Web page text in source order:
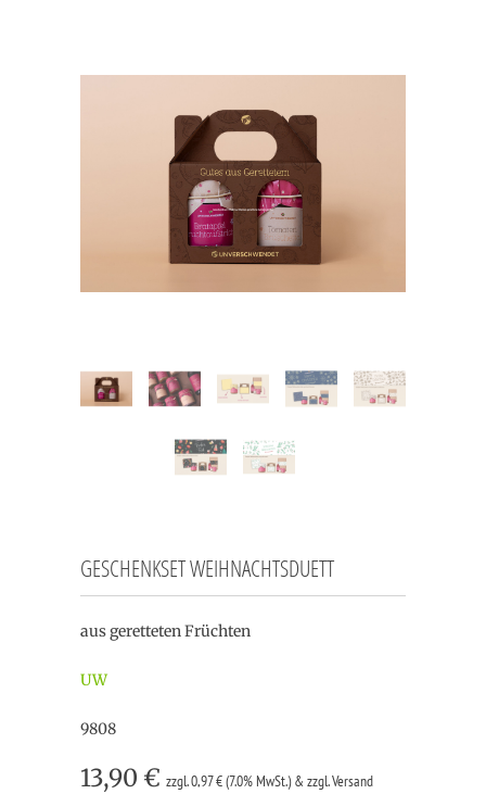
GESCHENKSET WEIHNACHTSDUETT
aus geretteten Früchten
UW
9808
13,90 € zzgl. 0,97 € (7.0% MwSt.) & zzgl. Versand